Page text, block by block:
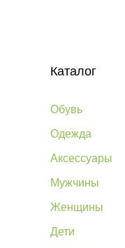
Каталог
Обувь
Одежда
Аксессуары
Мужчины
Женщины
Дети